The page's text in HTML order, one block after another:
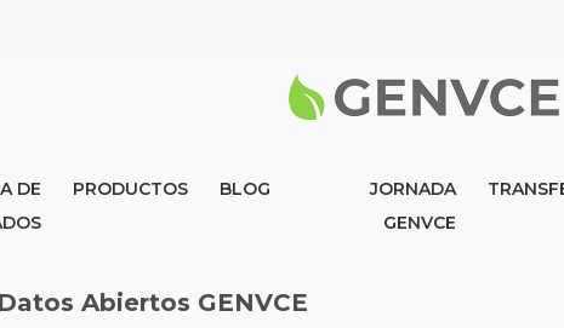
DE
PRODUCTOS BLOG
JORNADA
GENVCE
Abiertos GENVCE